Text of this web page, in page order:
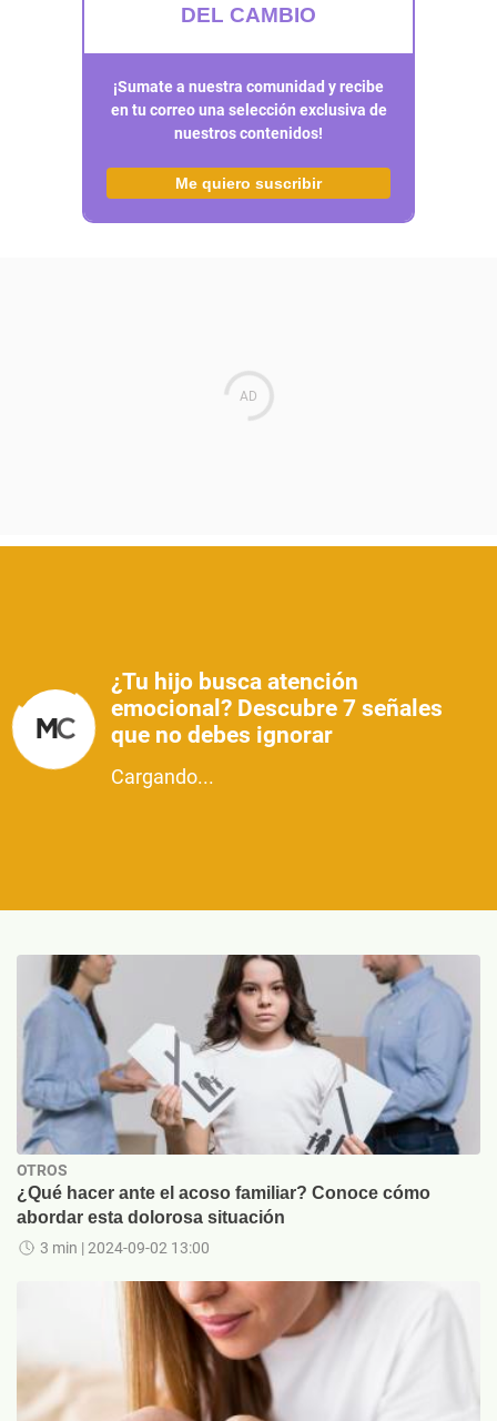
DEL CAMBIO
¡Sumate a nuestra comunidad y recibe
en tu correo una selección exclusiva de
nuestros contenidos!
Me quiero suscribir
¿Tu hijo busca atención
emocional? Descubre 7 señales
que no debes ignorar
Cargando...
OTROS
¿Qué hacer ante el acoso familiar? Conoce cómo
abordar esta dolorosa situación
3 min | 2024-09-02 13:00